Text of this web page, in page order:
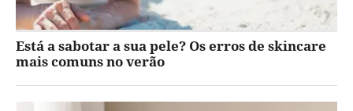
Está a sabotar a sua pele? Os erros de skincare
mais comuns no verão